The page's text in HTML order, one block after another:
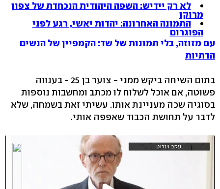
לא רק יידיש: השפה היהודית הנכחדת של צפון
מרוקו
התמונה האחרונה: יהדות יאשי, רגע לפני
הפוגרום
עם מזוזה, בלי תמונות של שד: הקמפיין של הנשים
הדתיות
בתום השיחה ביקש ממני - צוער בן 25 - בענווה
פשוטה, אם אוכל לשלוח לו מכתב ומחשבות נוספות
בסוגיה שכה מעניינת אותו. עשיתי זאת בשמחה, שלא
לדבר על תחושת הכבוד שאפפה אותי.